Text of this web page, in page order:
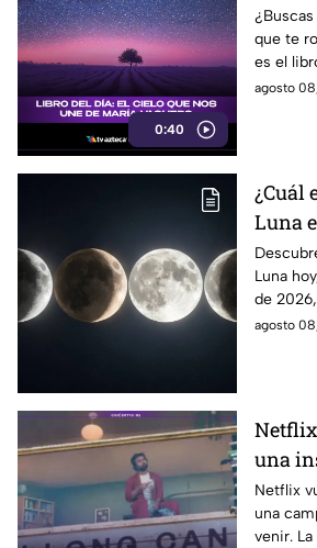
0:40
que te
es el
nos une,
agosto
¿Cuál
Luna
2026?
astro
Luna
de
cómo
agosto
una
para
Netflix
una
venir.